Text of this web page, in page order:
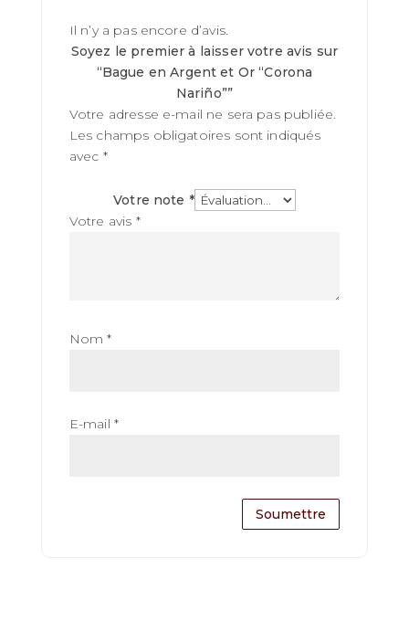
Il n’y a pas encore d’avis.
Soyez le premier à laisser votre avis sur
“Bague en Argent et Or “Corona
Nariño””
Votre adresse e-mail ne sera pas publiée.
Les champs obligatoires sont indiqués
avec *
Votre note *
Votre avis *
Nom*
E-mail *